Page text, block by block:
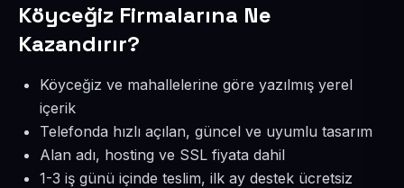
Köyceğiz Firmalarına Ne
Kazandırır?
Köyceğiz ve mahallelerine göre yazılmış yerel
içerik
Telefonda hızlı açılan, güncel ve uyumlu tasarım
Alan adı, hosting ve SSL fiyata dahil
1-3 iş günü içinde teslim, ilk ay destek ücretsiz